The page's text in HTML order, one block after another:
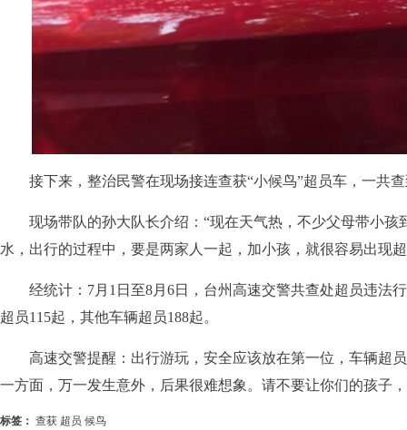
接下来，整治民警在现场接连查获“小候鸟”超员车，一共查
现场带队的孙大队长介绍：“现在天气热，不少父母带小孩
水，出行的过程中，要是两家人一起，加小孩，就很容易出现
经统计：7月1日至8月6日，台州高速交警共查处超员违法行
超员115起，其他车辆超员188起。
高速交警提醒：出行游玩，安全应该放在第一位，车辆超
一方面，万一发生意外，后果很难想象。请不要让你们的孩子
标签： 查获 超员 候鸟